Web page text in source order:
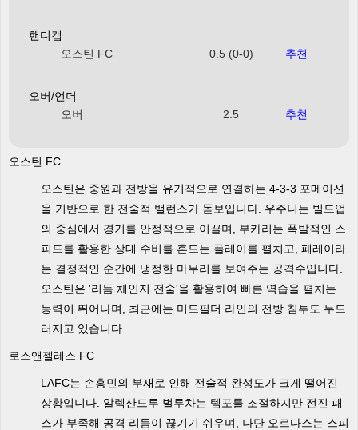
핸디캡
오스틴 FC
0.5 (0-0) 추천
오버/언더
오버
2.5 추천
오스틴 FC
오스틴은 중원과 전방을 유기적으로 연결하는 4-3-3 포메이션
을 기반으로 한 전술적 밸런스가 돋보입니다. 우주니는 빌드업
의 중심에서 경기를 안정적으로 이끌며, 부카리는 폭발적인 스
피드를 활용한 상대 수비를 흔드는 플레이를 펼치고, 페레이라
는 결정적인 순간에 냉정한 마무리를 보여주는 공격수입니다.
오스틴은 '리듬 체인지 전술'을 활용하여 빠른 역습을 펼치는
능력이 뛰어나며, 최근에는 미드필더 라인의 전방 침투도 두드
러지고 있습니다.
로스앤젤레스 FC
LAFC는 손흥민의 부재로 인해 전술적 완성도가 크게 떨어진
상황입니다. 알렉산드루 벌루차는 템포를 조절하지만 전진 패
스가 부족해 공격 리듬이 끊기기 쉬우며, 나단 오르다스는 스피